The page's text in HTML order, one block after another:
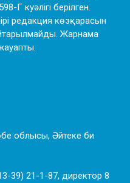
Г куәлігі берілген.
редакция көзқарасын
Жарнама
облысы, Әйтеке би
39) 21-1-87, директор 8